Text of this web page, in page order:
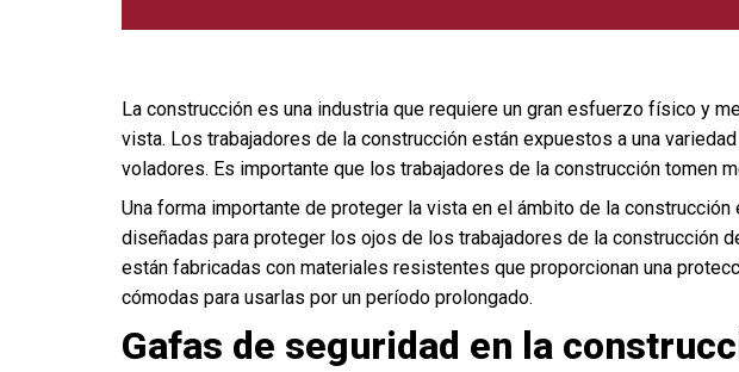
La construcción es una industria que requiere un gran esfuerzo físico y
vista. Los trabajadores de la construcción están expuestos a una
voladores. Es importante que los trabajadores de la construcción tomen
Una forma importante de proteger la vista en el ámbito de la
diseñadas para proteger los ojos de los trabajadores de la
están fabricadas con materiales resistentes que proporcionan una
cómodas para usarlas por un período prolongado.
Gafas de seguridad en la